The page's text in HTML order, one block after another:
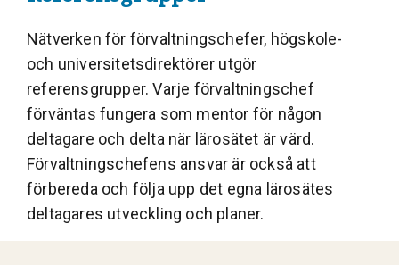
Nätverken för förvaltningschefer, högskole-
och universitetsdirektörer utgör
referensgrupper. Varje förvaltningschef
förväntas fungera som mentor för någon
deltagare och delta när lärosätet är värd.
Förvaltningschefens ansvar är också att
förbereda och följa upp det egna lärosätes
deltagares utveckling och planer.